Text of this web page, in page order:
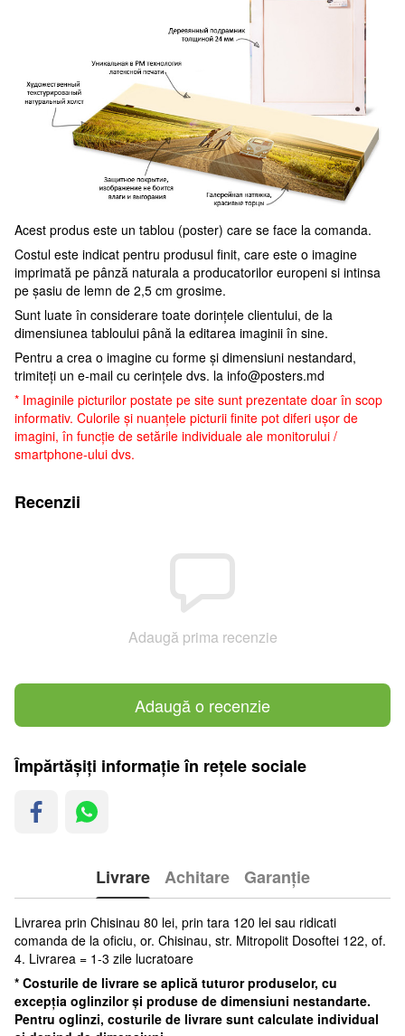
Acest produs este un tablou (poster) care se face la comanda.
Costul este indicat pentru produsul finit, care este o imagine
imprimată pe pânză naturala a producatorilor europeni si intinsa
pe șasiu de lemn de 2,5 cm grosime.
Sunt luate în considerare toate dorințele clientului, de la
dimensiunea tabloului până la editarea imaginii în sine.
Pentru a crea o imagine cu forme și dimensiuni nestandard,
trimiteți un e-mail cu cerințele dvs. la info@posters.md
* Imaginile picturilor postate pe site sunt prezentate doar în scop
informativ. Culorile și nuanțele picturii finite pot diferi ușor de
imagini, în funcție de setările individuale ale monitorului /
smartphone-ului dvs.
Recenzii
Adaugă prima recenzie
Adaugă o recenzie
Împărtășiți informație în rețele sociale
Livrare Achitare Garanție
Livrarea prin Chisinau 80 lei, prin tara 120 lei sau ridicati
comanda de la oficiu, or. Chisinau, str. Mitropolit Dosoftei 122, of.
4. Livrarea = 1-3 zile lucratoare
* Costurile de livrare se aplică tuturor produselor, cu
excepția oglinzilor și produse de dimensiuni nestandarte.
Pentru oglinzi, costurile de livrare sunt calculate individual